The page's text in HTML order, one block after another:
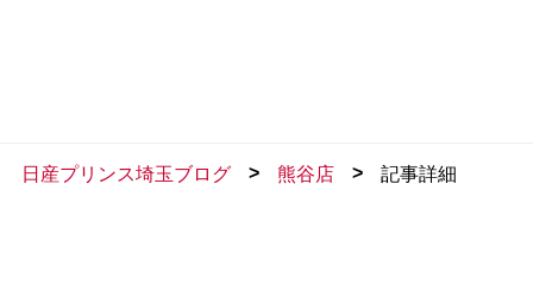
日産プリンス埼玉ブログ > 熊谷店 > 記事詳細